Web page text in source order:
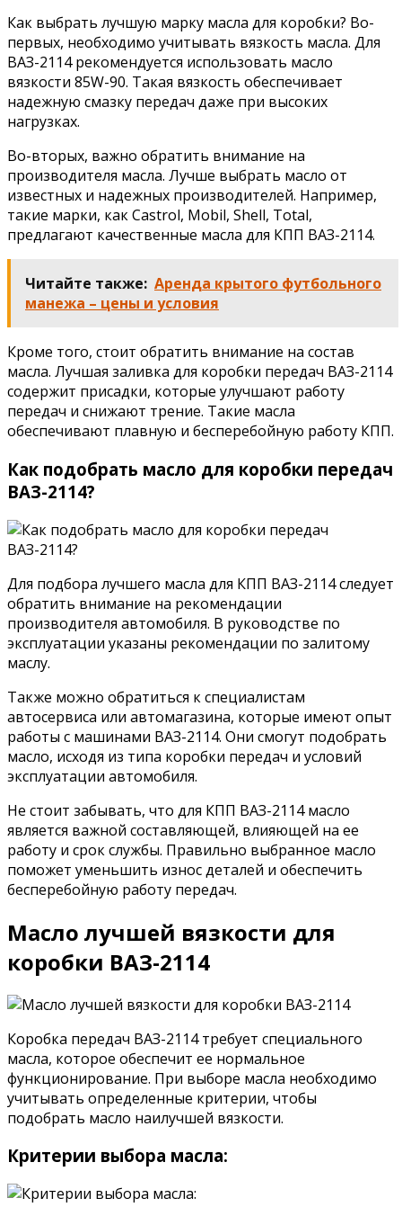
Как выбрать лучшую марку масла для коробки? Во-
первых, необходимо учитывать вязкость масла. Для
ВАЗ-2114 рекомендуется использовать масло
вязкости 85W-90. Такая вязкость обеспечивает
надежную смазку передач даже при высоких
нагрузках.
Во-вторых, важно обратить внимание на
производителя масла. Лучше выбрать масло от
известных и надежных производителей. Например,
такие марки, как Castrol, Mobil, Shell, Total,
предлагают качественные масла для КПП ВАЗ-2114.
Читайте также: Аренда крытого футбольного
манежа – цены и условия
Кроме того, стоит обратить внимание на состав
масла. Лучшая заливка для коробки передач ВАЗ-2114
содержит присадки, которые улучшают работу
передач и снижают трение. Такие масла
обеспечивают плавную и бесперебойную работу КПП.
Как подобрать масло для коробки передач
ВАЗ-2114?
Для подбора лучшего масла для КПП ВАЗ-2114 следует
обратить внимание на рекомендации
производителя автомобиля. В руководстве по
эксплуатации указаны рекомендации по залитому
маслу.
Также можно обратиться к специалистам
автосервиса или автомагазина, которые имеют опыт
работы с машинами ВАЗ-2114. Они смогут подобрать
масло, исходя из типа коробки передач и условий
эксплуатации автомобиля.
Не стоит забывать, что для КПП ВАЗ-2114 масло
является важной составляющей, влияющей на ее
работу и срок службы. Правильно выбранное масло
поможет уменьшить износ деталей и обеспечить
бесперебойную работу передач.
Масло лучшей вязкости для
коробки ВАЗ-2114
Коробка передач ВАЗ-2114 требует специального
масла, которое обеспечит ее нормальное
функционирование. При выборе масла необходимо
учитывать определенные критерии, чтобы
подобрать масло наилучшей вязкости.
Критерии выбора масла: